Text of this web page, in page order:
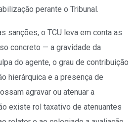
perante o Tribunal.
sanções, o TCU leva em conta as
concreto — a gravidade da
do agente, o grau de contribuição
hierárquica e a presença de
agravar ou atenuar a
existe rol taxativo de atenuantes